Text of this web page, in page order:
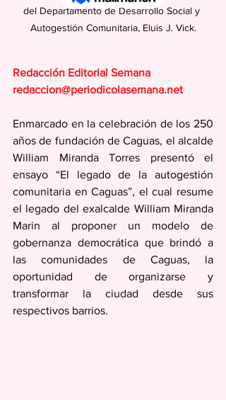
del Departamento de Desarrollo Social y
Autogestión Comunitaria, Eluis J. Vick.
Redacción Editorial Semana
redaccion@periodicolasemana.net
Enmarcado en la celebración de los 250
años de fundación de Caguas, el alcalde
William Miranda Torres presentó el
ensayo “El legado de la autogestión
comunitaria en Caguas”, el cual resume
el legado del exalcalde William Miranda
Marin al proponer un modelo de
gobernanza democrática que brindó a
las comunidades de Caguas, la
oportunidad de organizarse y
transformar la ciudad desde sus
respectivos barrios.